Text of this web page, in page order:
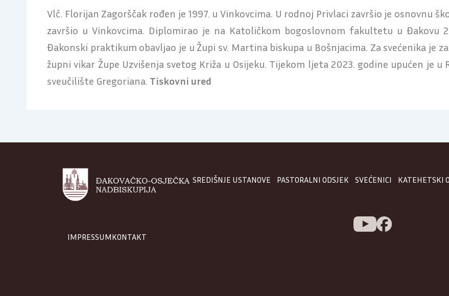
Vlč. Florijan Zagorščak rođen je 1997. u Vinkovcima. U rodnoj Privlaci završio je osnovnu
završio u Vinkovcima. Diplomirao je na Katoličkom bogoslovnom fakultetu u Đakovu
Đakonski praktikum obavljao je u Župi sv. Martina biskupa u Bošnjacima. Za svećenika je
župni vikar Župe Uzvišenja svetog Križa u Osijeku. Tijekom ljeta 2023. godine upućen je
sveučilište Gregoriana. Tiskovni ured
SREDIŠNJE USTANOVE PASTORALNI ODSJEK SVEĆENICI KATEHETSKI
IMPRESSUMKONTAKT